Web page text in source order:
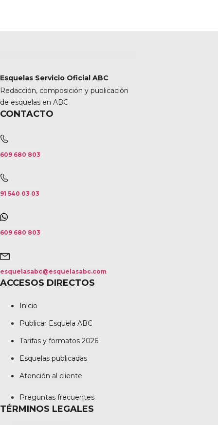
Esquelas Servicio Oficial ABC
Redacción, composición y publicación
de esquelas en ABC
CONTACTO
609 680 803
91 540 03 03
609 680 803
esquelasabc@esquelasabc.com
ACCESOS DIRECTOS
Inicio
Publicar Esquela ABC
Tarifas y formatos 2026
Esquelas publicadas
Atención al cliente
Preguntas frecuentes
TÉRMINOS LEGALES